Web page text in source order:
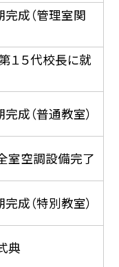
成（管理室関
５代校長に就
成（普通教室）
室空調設備完了
成（特別教室）
典